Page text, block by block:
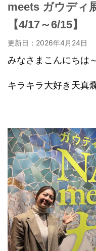
meets ガウディ
【4/17～6/15】
更新日： 2026年4月24日
みなさまこんにちは
キラキラ大好き天真